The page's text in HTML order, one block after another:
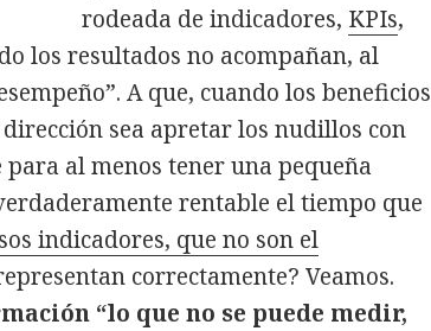
rodeada de indicadores, KPIs,
los resultados no acompañan, al
A que, cuando los beneficios
sea apretar los nudillos con
al menos tener una pequeña
rentable el tiempo que
indicadores, que no son el
correctamente? Veamos.
“lo que no se puede medir,